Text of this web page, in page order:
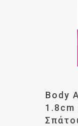
Body
1.8cm